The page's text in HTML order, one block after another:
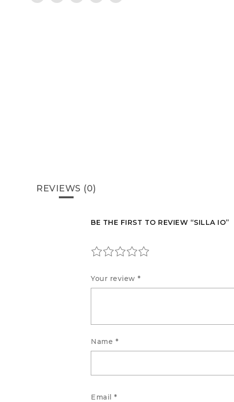
REVIEWS (0)
BE THE FIRST TO REVIEW “SILLA IO”
Your review *
Name *
Email *